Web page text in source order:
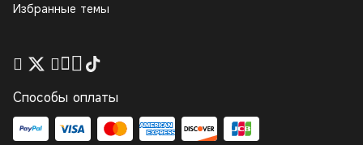
Избранные темы
Способы оплаты